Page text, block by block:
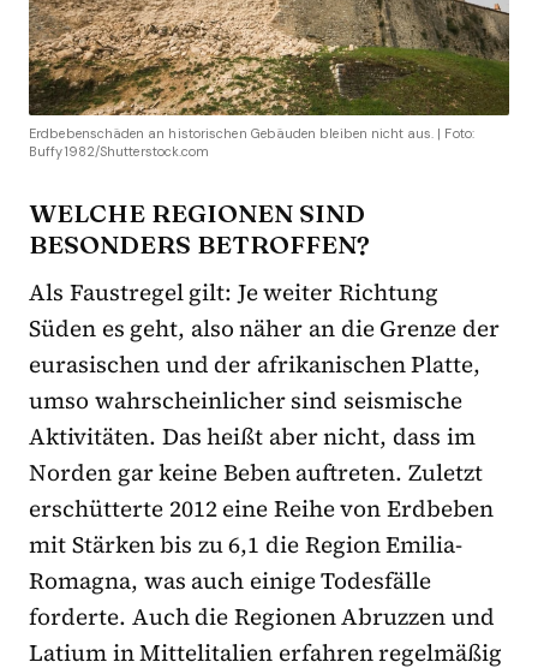
Erdbebenschäden an historischen Gebäuden bleiben nicht aus. | Foto:
Buffy1982/Shutterstock.com
WELCHE REGIONEN SIND
BESONDERS BETROFFEN?
Als Faustregel gilt: Je weiter Richtung
Süden es geht, also näher an die Grenze der
eurasischen und der afrikanischen Platte,
umso wahrscheinlicher sind seismische
Aktivitäten. Das heißt aber nicht, dass im
Norden gar keine Beben auftreten. Zuletzt
erschütterte 2012 eine Reihe von Erdbeben
mit Stärken bis zu 6,1 die Region Emilia-
Romagna, was auch einige Todesfälle
forderte. Auch die Regionen Abruzzen und
Latium in Mittelitalien erfahren regelmäßig